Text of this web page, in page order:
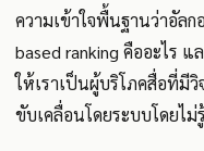
ความเข้าใจพื้นฐานว่าอัล
based ranking คืออะไร
ให้เราเป็นผู้บริโภคสื่อที่
ขับเคลื่อนโดยระบบโดยไม่